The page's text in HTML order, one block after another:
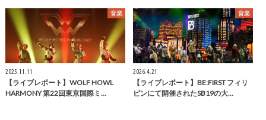
音楽
2025.11.11
【ライブレポート】WOLF HOWL
HARMONY 第22回東京国際ミ…
音楽
2026.4.21
【ライブレポート】BE:FIRST フィリ
ピンにて開催されたSB19の大…